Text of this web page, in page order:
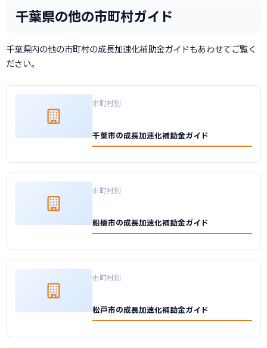
千葉県の他の市町村ガイド
千葉県内の他の市町村の成長加速化補助金ガイドもあわせてご覧く
ださい。
市町村別
千葉市の成長加速化補助金ガイド
市町村別
船橋市の成長加速化補助金ガイド
市町村別
松戸市の成長加速化補助金ガイド